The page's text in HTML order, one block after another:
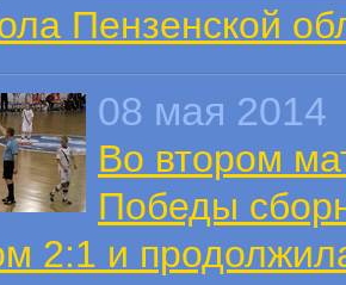
Пензенской
08 мая 2014
Во втором
Победы
2:1 и